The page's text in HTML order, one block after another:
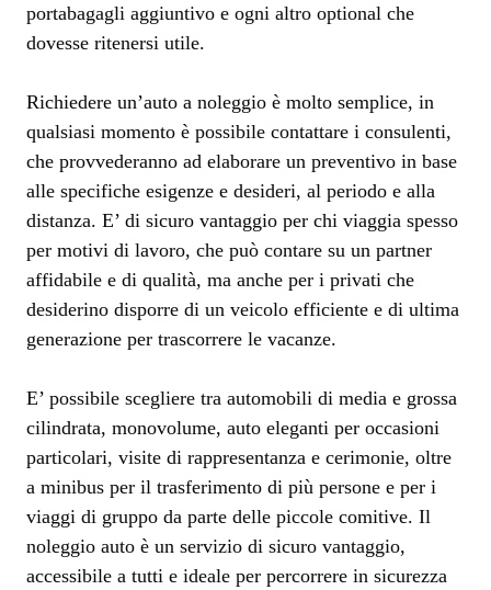
portabagagli aggiuntivo e ogni altro optional che
dovesse ritenersi utile.
Richiedere un’auto a noleggio è molto semplice, in
qualsiasi momento è possibile contattare i consulenti,
che provvederanno ad elaborare un preventivo in base
alle specifiche esigenze e desideri, al periodo e alla
distanza. E’ di sicuro vantaggio per chi viaggia spesso
per motivi di lavoro, che può contare su un partner
affidabile e di qualità, ma anche per i privati che
desiderino disporre di un veicolo efficiente e di ultima
generazione per trascorrere le vacanze.
E’ possibile scegliere tra automobili di media e grossa
cilindrata, monovolume, auto eleganti per occasioni
particolari, visite di rappresentanza e cerimonie, oltre
a minibus per il trasferimento di più persone e per i
viaggi di gruppo da parte delle piccole comitive. Il
noleggio auto è un servizio di sicuro vantaggio,
accessibile a tutti e ideale per percorrere in sicurezza